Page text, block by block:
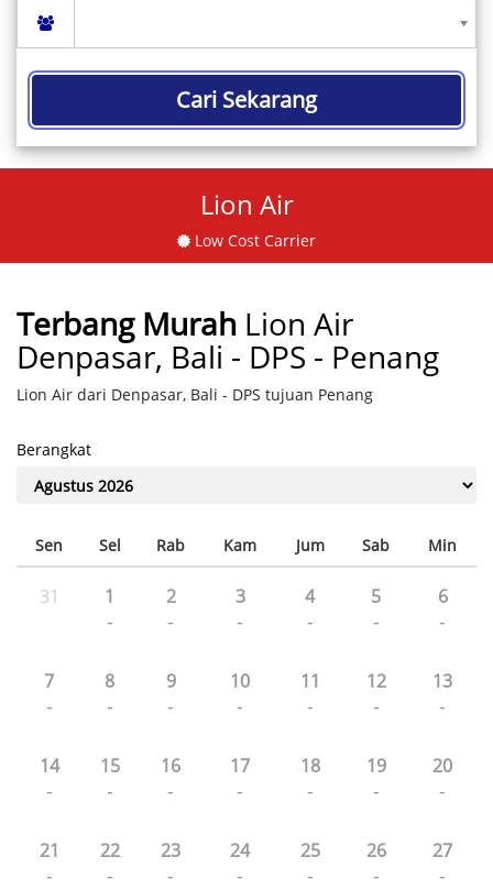
Cari Sekarang
Lion Air
Low Cost Carrier
Terbang Murah Lion Air
Denpasar, Bali - DPS - Penang
Lion Air dari Denpasar, Bali - DPS tujuan Penang
Berangkat
Sen Sel Rab Kam Jum Sab Min
31 1
-
2
-
3
-
4
-
5
-
6
-
7
-
8
-
9
-
10
-
11
-
12
-
13
-
14
-
15
-
16
-
17
-
18
-
19
-
20
-
21
-
22
-
23
-
24
-
25
-
26
-
27
-